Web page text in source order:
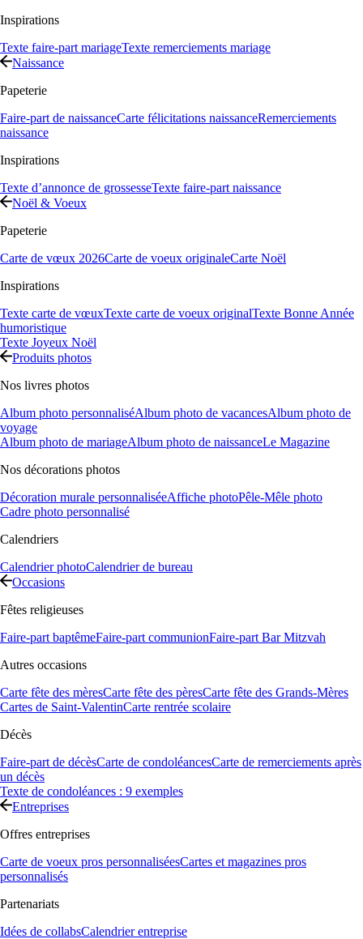
Inspirations
Texte faire-part mariageTexte remerciements mariage
Naissance
Papeterie
Faire-part de naissanceCarte félicitations naissanceRemerciements
naissance
Inspirations
Texte d’annonce de grossesseTexte faire-part naissance
Noël & Voeux
Papeterie
Carte de vœux 2026Carte de voeux originaleCarte Noël
Inspirations
Texte carte de vœuxTexte carte de voeux originalTexte Bonne Année
humoristique
Texte Joyeux Noël
Produits photos
Nos livres photos
Album photo personnaliséAlbum photo de vacancesAlbum photo de
voyage
Album photo de mariageAlbum photo de naissanceLe Magazine
Nos décorations photos
Décoration murale personnaliséeAffiche photoPêle-Mêle photo
Cadre photo personnalisé
Calendriers
Calendrier photoCalendrier de bureau
Occasions
Fêtes religieuses
Faire-part baptêmeFaire-part communionFaire-part Bar Mitzvah
Autres occasions
Carte fête des mèresCarte fête des pèresCarte fête des Grands-Mères
Cartes de Saint-ValentinCarte rentrée scolaire
Décès
Faire-part de décèsCarte de condoléancesCarte de remerciements après
un décès
Texte de condoléances : 9 exemples
Entreprises
Offres entreprises
Carte de voeux pros personnaliséesCartes et magazines pros
personnalisés
Partenariats
Idées de collabsCalendrier entreprise